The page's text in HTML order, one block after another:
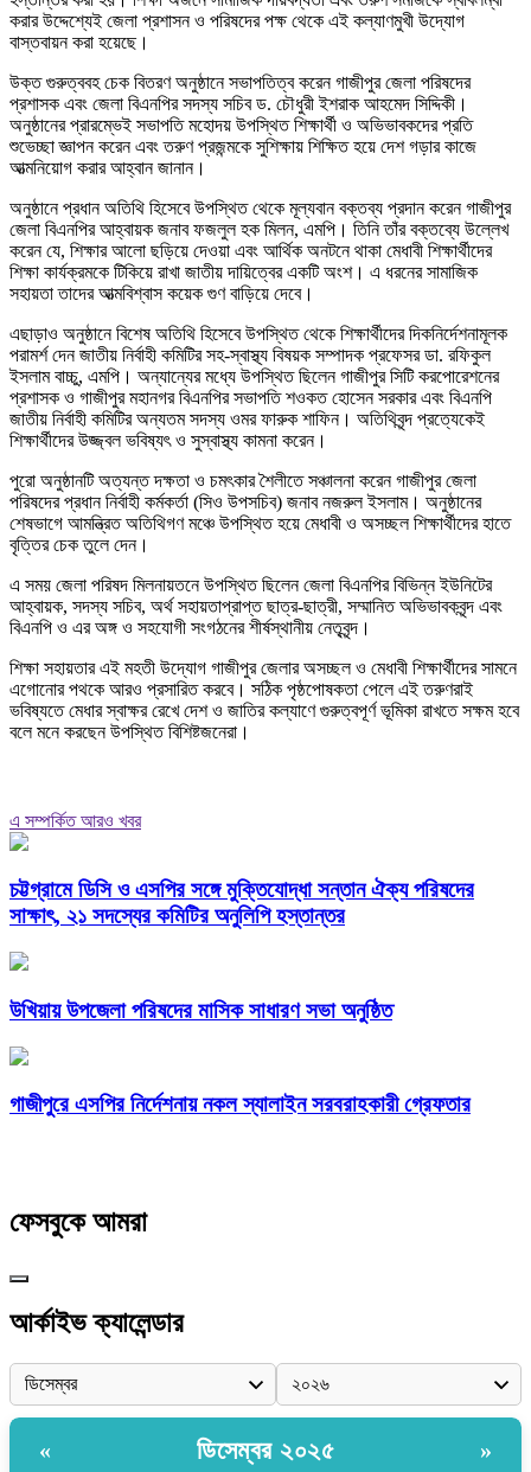
করার উদ্দেশ্যেই জেলা প্রশাসন ও পরিষদের পক্ষ থেকে এই কল্যাণমুখী উদ্যোগ
বাস্তবায়ন করা হয়েছে।
উক্ত গুরুত্ববহ চেক বিতরণ অনুষ্ঠানে সভাপতিত্ব করেন গাজীপুর জেলা পরিষদের
প্রশাসক এবং জেলা বিএনপির সদস্য সচিব ড. চৌধুরী ইশরাক আহমেদ সিদ্দিকী।
অনুষ্ঠানের প্রারম্ভেই সভাপতি মহোদয় উপস্থিত শিক্ষার্থী ও অভিভাবকদের প্রতি
শুভেচ্ছা জ্ঞাপন করেন এবং তরুণ প্রজন্মকে সুশিক্ষায় শিক্ষিত হয়ে দেশ গড়ার কাজে
আত্মনিয়োগ করার আহ্বান জানান।
অনুষ্ঠানে প্রধান অতিথি হিসেবে উপস্থিত থেকে মূল্যবান বক্তব্য প্রদান করেন গাজীপুর
জেলা বিএনপির আহ্বায়ক জনাব ফজলুল হক মিলন, এমপি। তিনি তাঁর বক্তব্যে উল্লেখ
করেন যে, শিক্ষার আলো ছড়িয়ে দেওয়া এবং আর্থিক অনটনে থাকা মেধাবী শিক্ষার্থীদের
শিক্ষা কার্যক্রমকে টিকিয়ে রাখা জাতীয় দায়িত্বের একটি অংশ। এ ধরনের সামাজিক
সহায়তা তাদের আত্মবিশ্বাস কয়েক গুণ বাড়িয়ে দেবে।
এছাড়াও অনুষ্ঠানে বিশেষ অতিথি হিসেবে উপস্থিত থেকে শিক্ষার্থীদের দিকনির্দেশনামূলক
পরামর্শ দেন জাতীয় নির্বাহী কমিটির সহ-স্বাস্থ্য বিষয়ক সম্পাদক প্রফেসর ডা. রফিকুল
ইসলাম বাচ্চু, এমপি। অন্যান্যের মধ্যে উপস্থিত ছিলেন গাজীপুর সিটি করপোরেশনের
প্রশাসক ও গাজীপুর মহানগর বিএনপির সভাপতি শওকত হোসেন সরকার এবং বিএনপি
জাতীয় নির্বাহী কমিটির অন্যতম সদস্য ওমর ফারুক শাফিন। অতিথিবৃন্দ প্রত্যেকেই
শিক্ষার্থীদের উজ্জ্বল ভবিষ্যৎ ও সুস্বাস্থ্য কামনা করেন।
পুরো অনুষ্ঠানটি অত্যন্ত দক্ষতা ও চমৎকার শৈলীতে সঞ্চালনা করেন গাজীপুর জেলা
পরিষদের প্রধান নির্বাহী কর্মকর্তা (সিও উপসচিব) জনাব নজরুল ইসলাম। অনুষ্ঠানের
শেষভাগে আমন্ত্রিত অতিথিগণ মঞ্চে উপস্থিত হয়ে মেধাবী ও অসচ্ছল শিক্ষার্থীদের হাতে
বৃত্তির চেক তুলে দেন।
এ সময় জেলা পরিষদ মিলনায়তনে উপস্থিত ছিলেন জেলা বিএনপির বিভিন্ন ইউনিটের
আহ্বায়ক, সদস্য সচিব, অর্থ সহায়তাপ্রাপ্ত ছাত্র-ছাত্রী, সম্মানিত অভিভাবকবৃন্দ এবং
বিএনপি ও এর অঙ্গ ও সহযোগী সংগঠনের শীর্ষস্থানীয় নেতৃবৃন্দ।
শিক্ষা সহায়তার এই মহতী উদ্যোগ গাজীপুর জেলার অসচ্ছল ও মেধাবী শিক্ষার্থীদের সামনে
এগোনোর পথকে আরও প্রসারিত করবে। সঠিক পৃষ্ঠপোষকতা পেলে এই তরুণরাই
ভবিষ্যতে মেধার স্বাক্ষর রেখে দেশ ও জাতির কল্যাণে গুরুত্বপূর্ণ ভূমিকা রাখতে সক্ষম হবে
বলে মনে করছেন উপস্থিত বিশিষ্টজনেরা।
এ সম্পর্কিত আরও খবর
চট্টগ্রামে ডিসি ও এসপির সঙ্গে মুক্তিযোদ্ধা সন্তান ঐক্য পরিষদের
সাক্ষাৎ, ২১ সদস্যের কমিটির অনুলিপি হস্তান্তর
উখিয়ায় উপজেলা পরিষদের মাসিক সাধারণ সভা অনুষ্ঠিত
গাজীপুরে এসপির নির্দেশনায় নকল স্যালাইন সরবরাহকারী গ্রেফতার
ফেসবুকে আমরা
আর্কাইভ ক্যালেন্ডার
« ডিসেম্বর ২০২৫ »